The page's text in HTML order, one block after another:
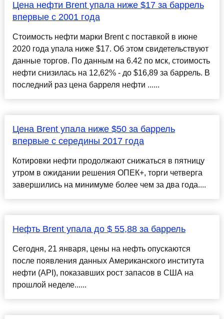
Цена нефти Brent упала ниже $17 за баррель
впервые с 2001 года
Стоимость нефти марки Brent с поставкой в июне
2020 года упала ниже $17. Об этом свидетельствуют
данные торгов. По данным на 6.42 по мск, стоимость
нефти снизилась на 12,62% - до $16,89 за баррель. В
последний раз цена барреля нефти ......
Цена Brent упала ниже $50 за баррель
впервые с середины 2017 года
Котировки нефти продолжают снижаться в пятницу
утром в ожидании решения ОПЕК+, торги четверга
завершились на минимуме более чем за два года....
Нефть Brent упала до $ 55,88 за баррель
Сегодня, 21 января, цены на нефть опускаются
после появления данных Американского института
нефти (API), показавших рост запасов в США на
прошлой неделе......